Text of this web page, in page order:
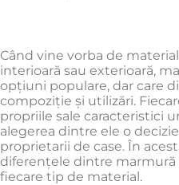
Când vine vorba de
interioară sau exterioară,
opțiuni populare, dar care
compoziție și utilizări.
propriile sale caracteristici
alegerea dintre ele o
proprietarii de case. În
diferențele dintre marmură
fiecare tip de material.